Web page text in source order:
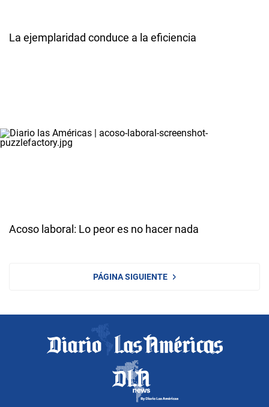
La ejemplaridad conduce a la eficiencia
Acoso laboral: Lo peor es no hacer nada
PÁGINA SIGUIENTE